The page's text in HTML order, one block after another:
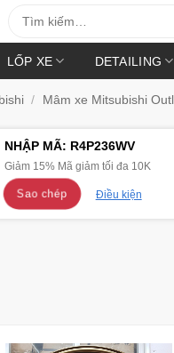
kiếm:
LỐP XE DETAILING
/ Mâm xe Mitsubishi
NHẬP MÃ: R4P236WV
Giảm 15% Mã giảm tối đa 10K
Sao chép Điều kiện